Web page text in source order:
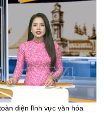
diện lĩnh vực văn hóa